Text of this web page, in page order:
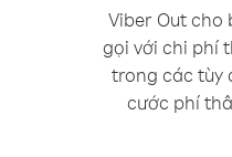
Viber Out cho
gọi với chi phí
trong các tùy
cước phí